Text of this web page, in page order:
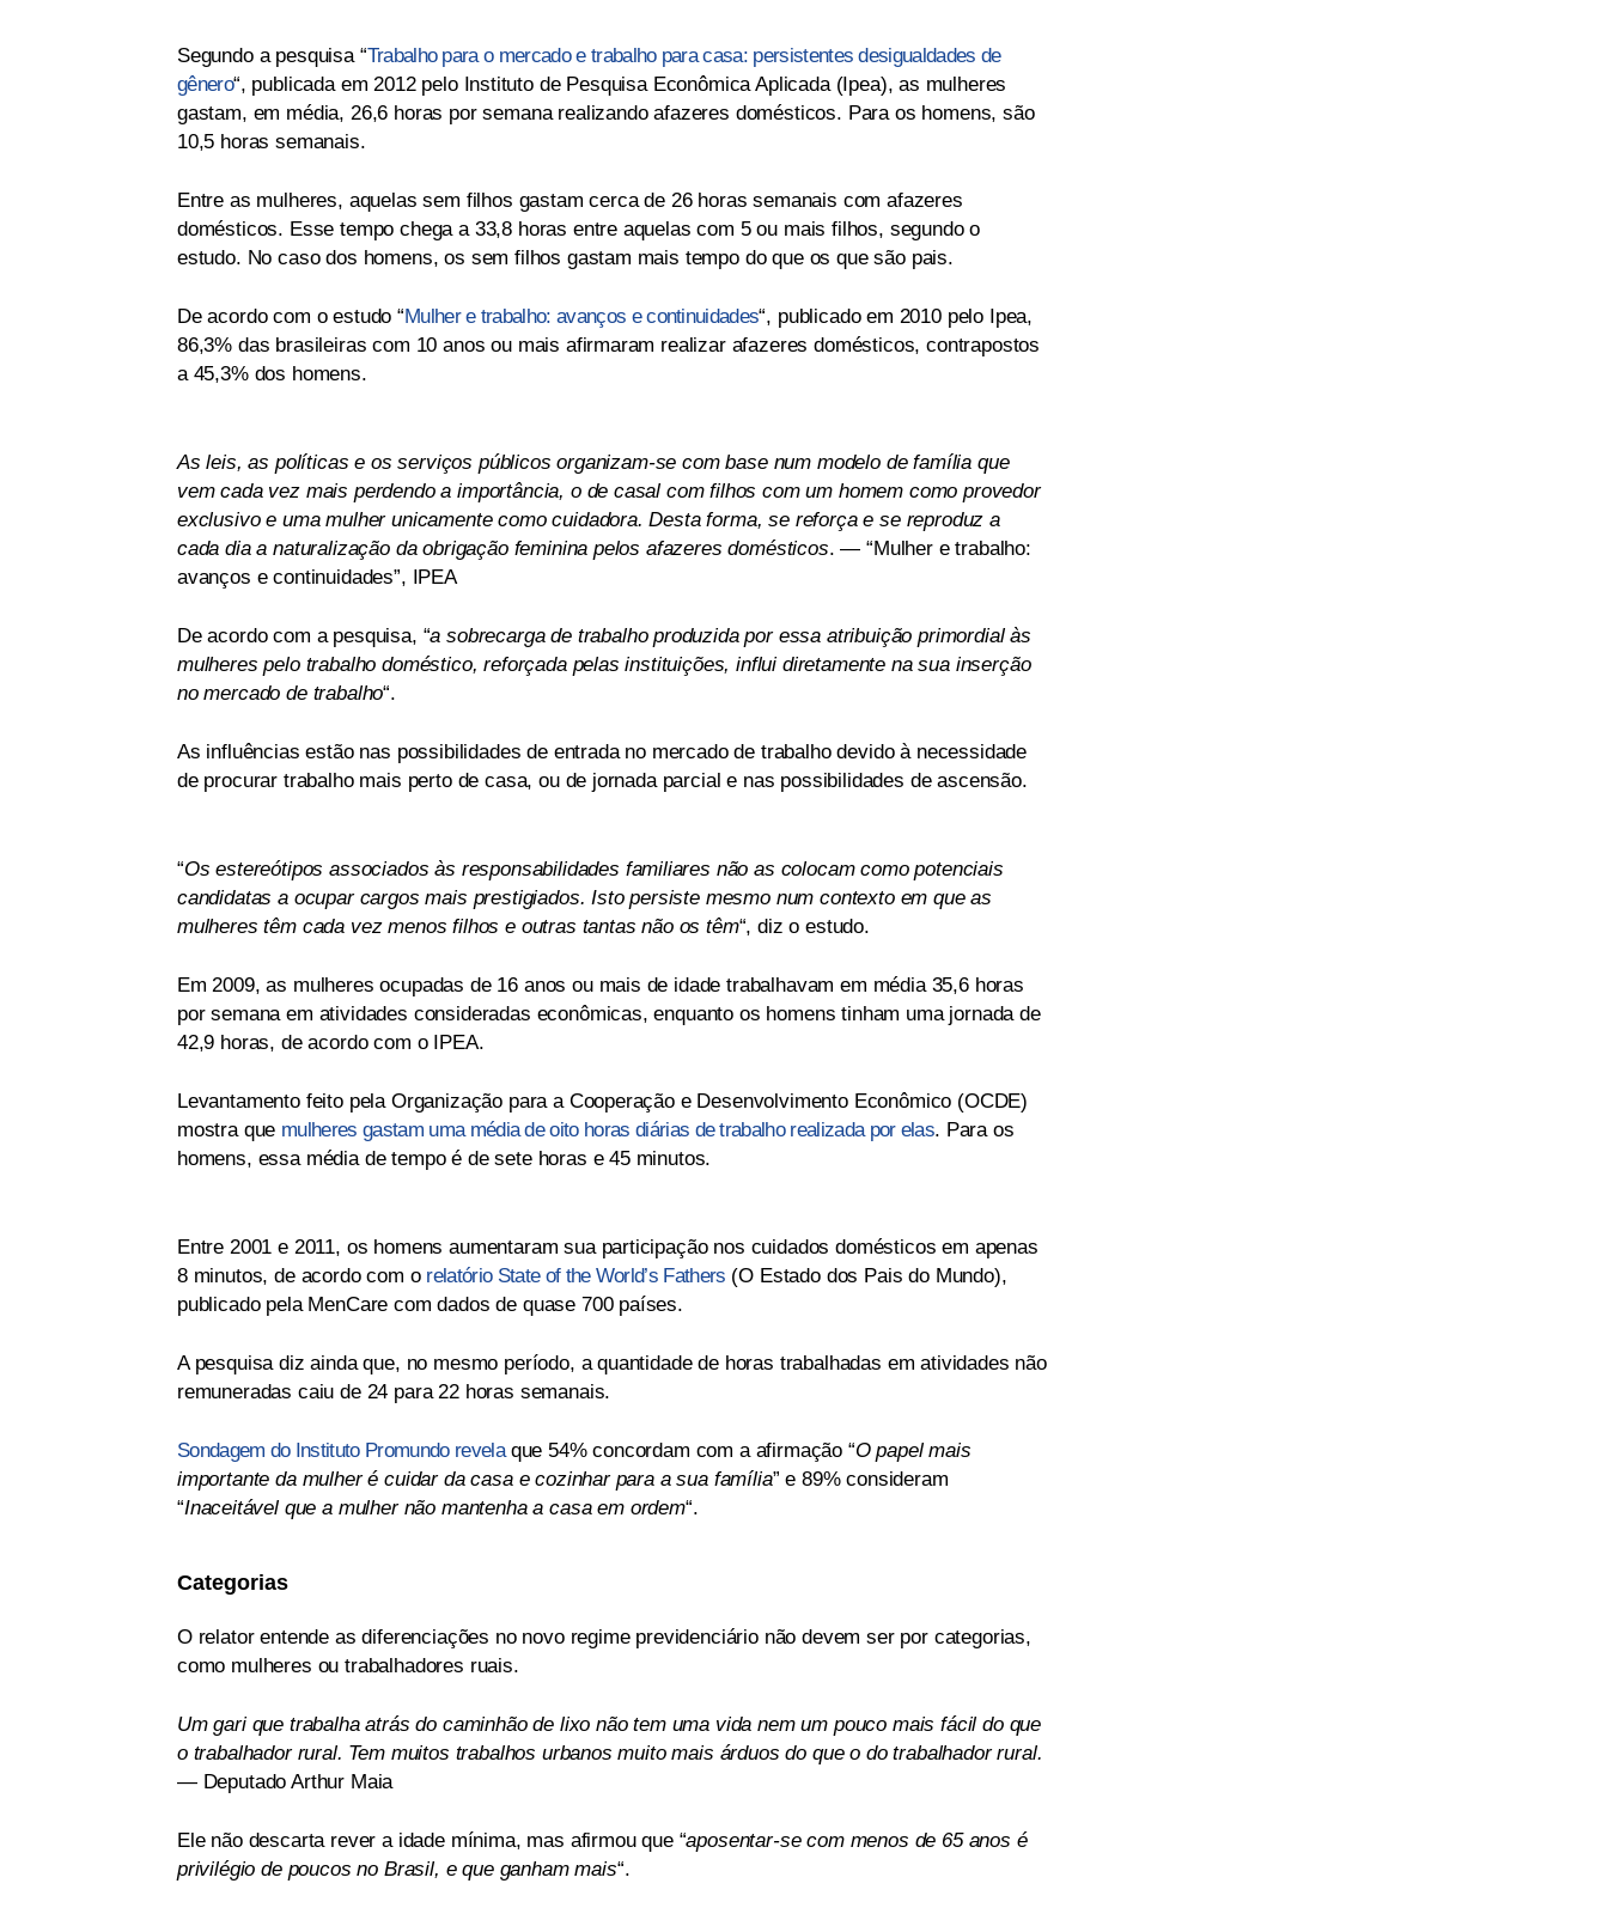
Segundo a pesquisa “Trabalho para o mercado e trabalho para casa: persistentes desigualdades de
gênero“, publicada em 2012 pelo Instituto de Pesquisa Econômica Aplicada (Ipea), as mulheres
gastam, em média, 26,6 horas por semana realizando afazeres domésticos. Para os homens, são
10,5 horas semanais.
Entre as mulheres, aquelas sem filhos gastam cerca de 26 horas semanais com afazeres
domésticos. Esse tempo chega a 33,8 horas entre aquelas com 5 ou mais filhos, segundo o
estudo. No caso dos homens, os sem filhos gastam mais tempo do que os que são pais.
De acordo com o estudo “Mulher e trabalho: avanços e continuidades“, publicado em 2010 pelo Ipea,
86,3% das brasileiras com 10 anos ou mais afirmaram realizar afazeres domésticos, contrapostos
a 45,3% dos homens.
As leis, as políticas e os serviços públicos organizam-se com base num modelo de família que
vem cada vez mais perdendo a importância, o de casal com filhos com um homem como provedor
exclusivo e uma mulher unicamente como cuidadora. Desta forma, se reforça e se reproduz a
cada dia a naturalização da obrigação feminina pelos afazeres domésticos. — “Mulher e trabalho:
avanços e continuidades”, IPEA
De acordo com a pesquisa, “a sobrecarga de trabalho produzida por essa atribuição primordial às
mulheres pelo trabalho doméstico, reforçada pelas instituições, influi diretamente na sua inserção
no mercado de trabalho“.
As influências estão nas possibilidades de entrada no mercado de trabalho devido à necessidade
de procurar trabalho mais perto de casa, ou de jornada parcial e nas possibilidades de ascensão.
“Os estereótipos associados às responsabilidades familiares não as colocam como potenciais
candidatas a ocupar cargos mais prestigiados. Isto persiste mesmo num contexto em que as
mulheres têm cada vez menos filhos e outras tantas não os têm“, diz o estudo.
Em 2009, as mulheres ocupadas de 16 anos ou mais de idade trabalhavam em média 35,6 horas
por semana em atividades consideradas econômicas, enquanto os homens tinham uma jornada de
42,9 horas, de acordo com o IPEA.
Levantamento feito pela Organização para a Cooperação e Desenvolvimento Econômico (OCDE)
mostra que mulheres gastam uma média de oito horas diárias de trabalho realizada por elas. Para os
homens, essa média de tempo é de sete horas e 45 minutos.
Entre 2001 e 2011, os homens aumentaram sua participação nos cuidados domésticos em apenas
8 minutos, de acordo com o relatório State of the World’s Fathers (O Estado dos Pais do Mundo),
publicado pela MenCare com dados de quase 700 países.
A pesquisa diz ainda que, no mesmo período, a quantidade de horas trabalhadas em atividades não
remuneradas caiu de 24 para 22 horas semanais.
Sondagem do Instituto Promundo revelaque 54% concordam com a afirmação “O papel mais
importante da mulher é cuidar da casa e cozinhar para a sua família” e 89% consideram
“Inaceitável que a mulher não mantenha a casa em ordem“.
Categorias
O relator entende as diferenciações no novo regime previdenciário não devem ser por categorias,
como mulheres ou trabalhadores ruais.
Um gari que trabalha atrás do caminhão de lixo não tem uma vida nem um pouco mais fácil do que
o trabalhador rural. Tem muitos trabalhos urbanos muito mais árduos do que o do trabalhador rural.
— Deputado Arthur Maia
Ele não descarta rever a idade mínima, mas afirmou que “aposentar-se com menos de 65 anos é
privilégio de poucos no Brasil, e que ganham mais“.